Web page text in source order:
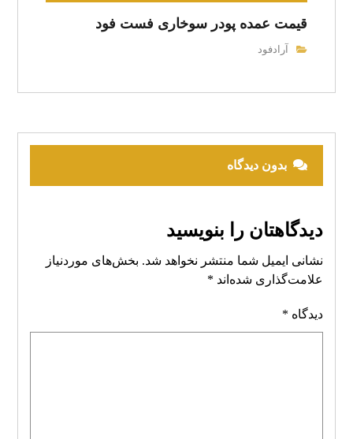
قیمت عمده پودر سوخاری فست فود
آرادفود
بدون دیدگاه
دیدگاهتان را بنویسید
نشانی ایمیل شما منتشر نخواهد شد. بخش‌های موردنیاز
علامت‌گذاری شده‌اند *
دیدگاه *